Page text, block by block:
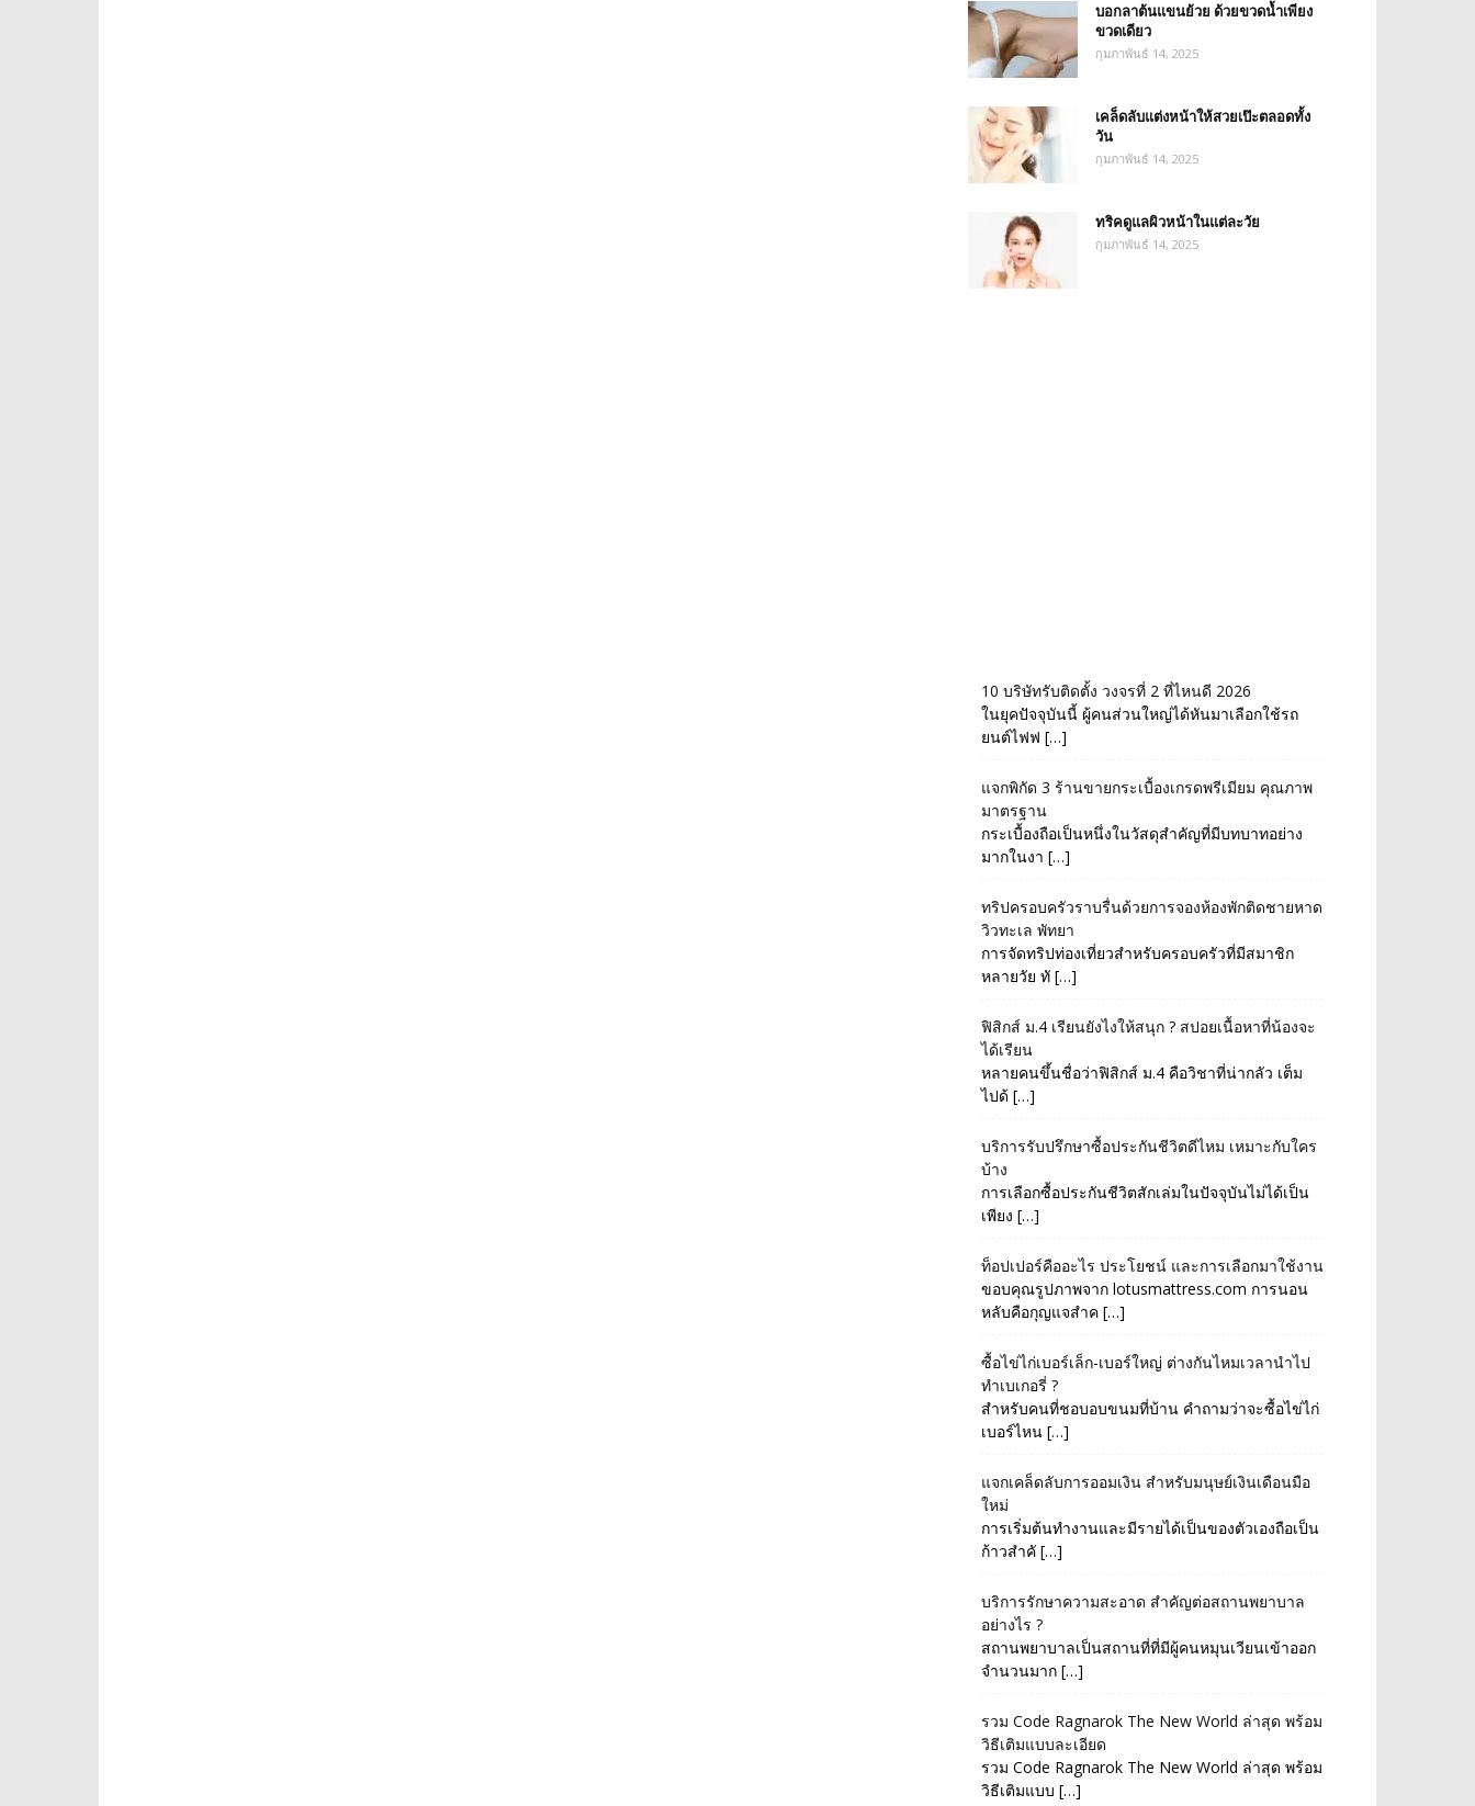
บอกลาต้นแขนย้วย ด้วยขวดน้ำเพียง
ขวดเดียว
กุมภาพันธ์ 14, 2025
เคล็ดลับแต่งหน้าให้สวยเป๊ะตลอดทั้ง
วัน
กุมภาพันธ์ 14, 2025
ทริคดูแลผิวหน้าในแต่ละวัย
กุมภาพันธ์ 14, 2025
10 บริษัทรับติดตั้ง วงจรที่ 2 ที่ไหนดี 2026
ในยุคปัจจุบันนี้ ผู้คนส่วนใหญ่ได้หันมาเลือกใช้รถ
ยนต์ไฟฟ […]
แจกพิกัด 3 ร้านขายกระเบื้องเกรดพรีเมียม คุณภาพ
มาตรฐาน
กระเบื้องถือเป็นหนึ่งในวัสดุสำคัญที่มีบทบาทอย่าง
มากในงา […]
ทริปครอบครัวราบรื่นด้วยการจองห้องพักติดชายหาด
วิวทะเล พัทยา
การจัดทริปท่องเที่ยวสำหรับครอบครัวที่มีสมาชิก
หลายวัย ทั […]
ฟิสิกส์ ม.4 เรียนยังไงให้สนุก ? สปอยเนื้อหาที่น้องจะ
ได้เรียน
หลายคนขึ้นชื่อว่าฟิสิกส์ ม.4 คือวิชาที่น่ากลัว เต็ม
ไปด้ […]
บริการรับปรึกษาซื้อประกันชีวิตดีไหม เหมาะกับใคร
บ้าง
การเลือกซื้อประกันชีวิตสักเล่มในปัจจุบันไม่ได้เป็น
เพียง […]
ท็อปเปอร์คืออะไร ประโยชน์ และการเลือกมาใช้งาน
ขอบคุณรูปภาพจาก lotusmattress.com การนอน
หลับคือกุญแจสำค […]
ซื้อไข่ไก่เบอร์เล็ก-เบอร์ใหญ่ ต่างกันไหมเวลานำไป
ทำเบเกอรี่ ?
สำหรับคนที่ชอบอบขนมที่บ้าน คำถามว่าจะซื้อไข่ไก่
เบอร์ไหน […]
แจกเคล็ดลับการออมเงิน สำหรับมนุษย์เงินเดือนมือ
ใหม่
การเริ่มต้นทำงานและมีรายได้เป็นของตัวเองถือเป็น
ก้าวสำคั […]
บริการรักษาความสะอาด สำคัญต่อสถานพยาบาล
อย่างไร ?
สถานพยาบาลเป็นสถานที่ที่มีผู้คนหมุนเวียนเข้าออก
จำนวนมาก […]
รวม Code Ragnarok The New World ล่าสุด พร้อม
วิธีเติมแบบละเอียด
รวม Code Ragnarok The New World ล่าสุด พร้อม
วิธีเติมแบบ […]